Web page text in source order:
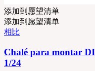
添加到愿望清单
添加到愿望清单
相比
Chalé para montar
1/24